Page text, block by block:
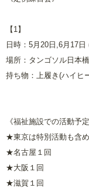
【1】
日時：5月20日,6月17
場所：タンゴソル日本橋
持ち物：上履き(ハイヒ
《福祉施設での活動予定
★東京は特別活動も含
★名古屋１回
★大阪１回
★滋賀１回